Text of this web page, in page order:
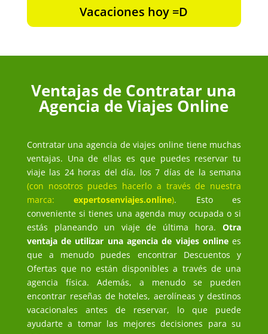
Vacaciones hoy =D
Ventajas de Contratar una
Agencia de Viajes Online
Contratar una agencia de viajes online tiene muchas
ventajas. Una de ellas es que puedes reservar tu
viaje las 24 horas del día, los 7 días de la semana
(con nosotros puedes hacerlo a través de nuestra
marca:expertosenviajes.online). Esto es
conveniente si tienes una agenda muy ocupada o si
estás planeando un viaje de última hora.Otra
ventaja de utilizar una agencia de viajes onlinees
que a menudo puedes encontrar Descuentos y
Ofertas que no están disponibles a través de una
agencia física. Además, a menudo se pueden
encontrar reseñas de hoteles, aerolíneas y destinos
vacacionales antes de reservar, lo que puede
ayudarte a tomar las mejores decisiones para su